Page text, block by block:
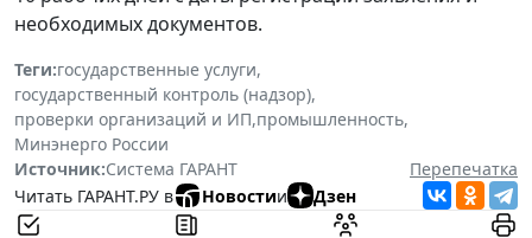
необходимых документов.
Теги:государственные услуги,
государственный контроль (надзор),
проверки организаций и ИП,промышленность,
Минэнерго России
Источник:Система ГАРАНТ
Перепечатка
Читать ГАРАНТ.РУ в
Новостии Дзен